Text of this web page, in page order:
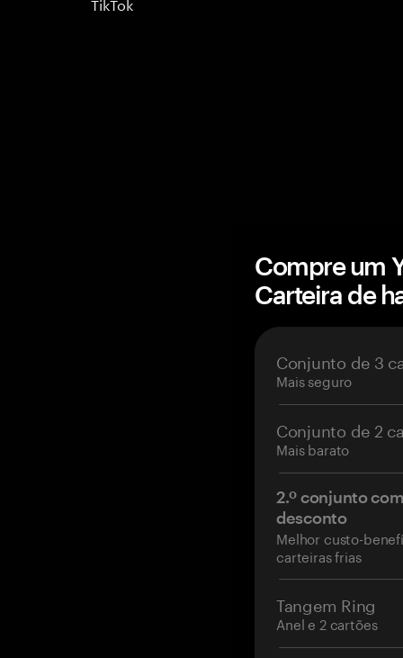
Compre um
Carteira de
Conjunto de 3
Mais seguro
Conjunto de 2
Mais barato
2.º conjunto
desconto
Melhor custo-
carteiras frias
Tangem Ring
Anel e 2 cartões